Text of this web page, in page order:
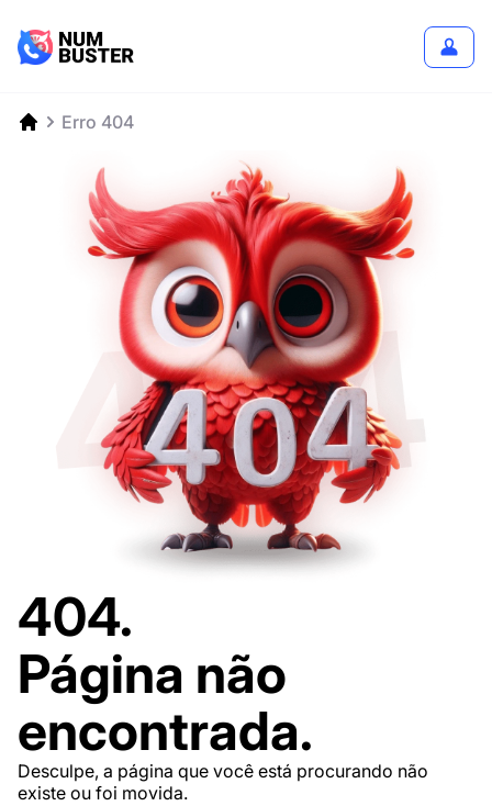
Erro 404
404.
Página não
encontrada.
Desculpe, a página que você está procurando não
existe ou foi movida.